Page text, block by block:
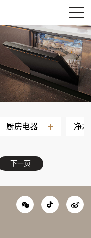
厨房电器 净水
下一页
抖音
微信